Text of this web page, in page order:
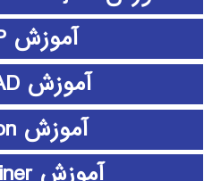
آموزش PHP
آموزش PSCAD
آموزش python